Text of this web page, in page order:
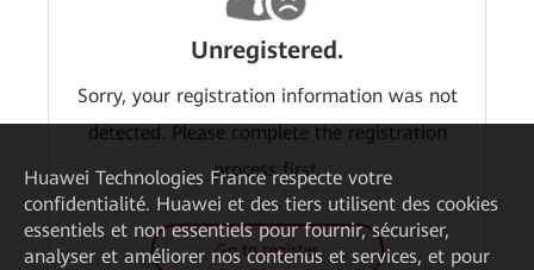
Unregistered.
Sorry, your registration information was not
detected. Please complete the registration
process first.
Go to register
Huawei Technologies Francerespecte votre
confidentialité. Huawei et des tiers utilisent des cookies
essentiels et non essentiels pour fournir, sécuriser,
analyser et améliorer nos contenus et services, et pour